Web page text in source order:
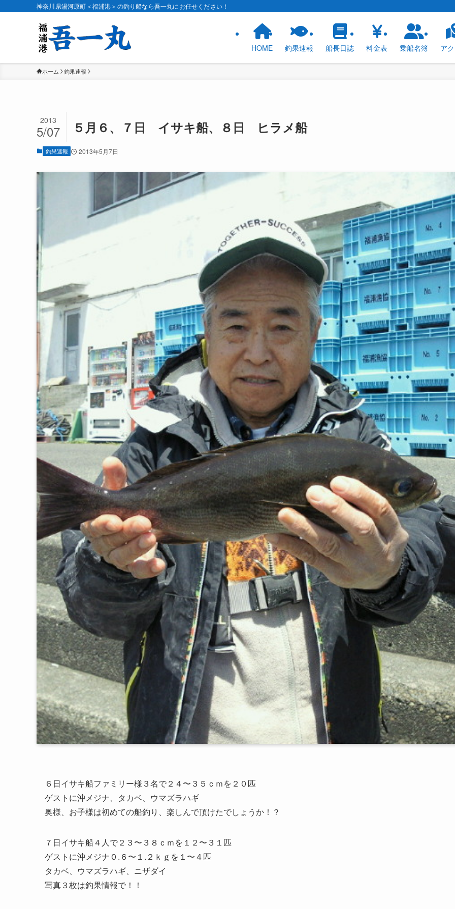
神奈川県湯河原町＜福浦港＞の釣り船なら吾一丸にお任せください！
HOME 釣果速報 船長日誌 料金表 乗船名簿 ア
ホーム 釣果速報
５月６、７日 イサキ船、８日 ヒラメ船
2013
5/07
釣果速報 2013年5月7日
６日イサキ船ファミリー様３名で２４〜３５ｃｍを２０匹
ゲストに沖メジナ、タカベ、ウマズラハギ
奥様、お子様は初めての船釣り、楽しんで頂けたでしょうか！？
７日イサキ船４人で２３〜３８ｃｍを１２〜３１匹
ゲストに沖メジナ０.６〜１.２ｋｇを１〜４匹
タカベ、ウマズラハギ、ニザダイ
写真３枚は釣果情報で！！